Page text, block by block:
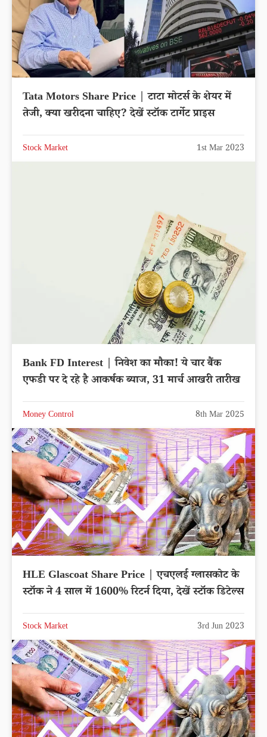
Tata Motors Share Price | टाटा मोटर्स के शेयर में
तेजी, क्या खरीदना चाहिए? देखें स्टॉक टार्गेट प्राइस
Stock Market 1st Mar 2023
Bank FD Interest | निवेश का मौका! ये चार बैंक
एफडी पर दे रहे है आकर्षक ब्याज, 31 मार्च आखरी तारीख
Money Control 8th Mar 2025
HLE Glascoat Share Price | एचएलई ग्लासकोट के
स्टॉक ने 4 साल में 1600% रिटर्न दिया, देखें स्टॉक डिटेल्स
Stock Market 3rd Jun 2023